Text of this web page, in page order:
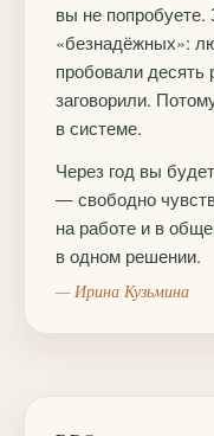
вы не
«безнадёжных»:
пробовали десять
заговорили.
в системе.
Через год вы
— свободно
на работе и в
в одном решении.
— Ирина Кузьмина